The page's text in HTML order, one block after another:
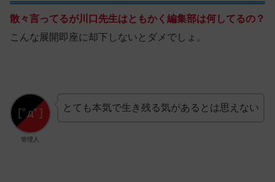
散々言ってるが川口先生はともかく編集部は何してるの？
こんな展開即座に却下しないとダメでしょ。
管理人
とても本気で生き残る気があるとは思えない